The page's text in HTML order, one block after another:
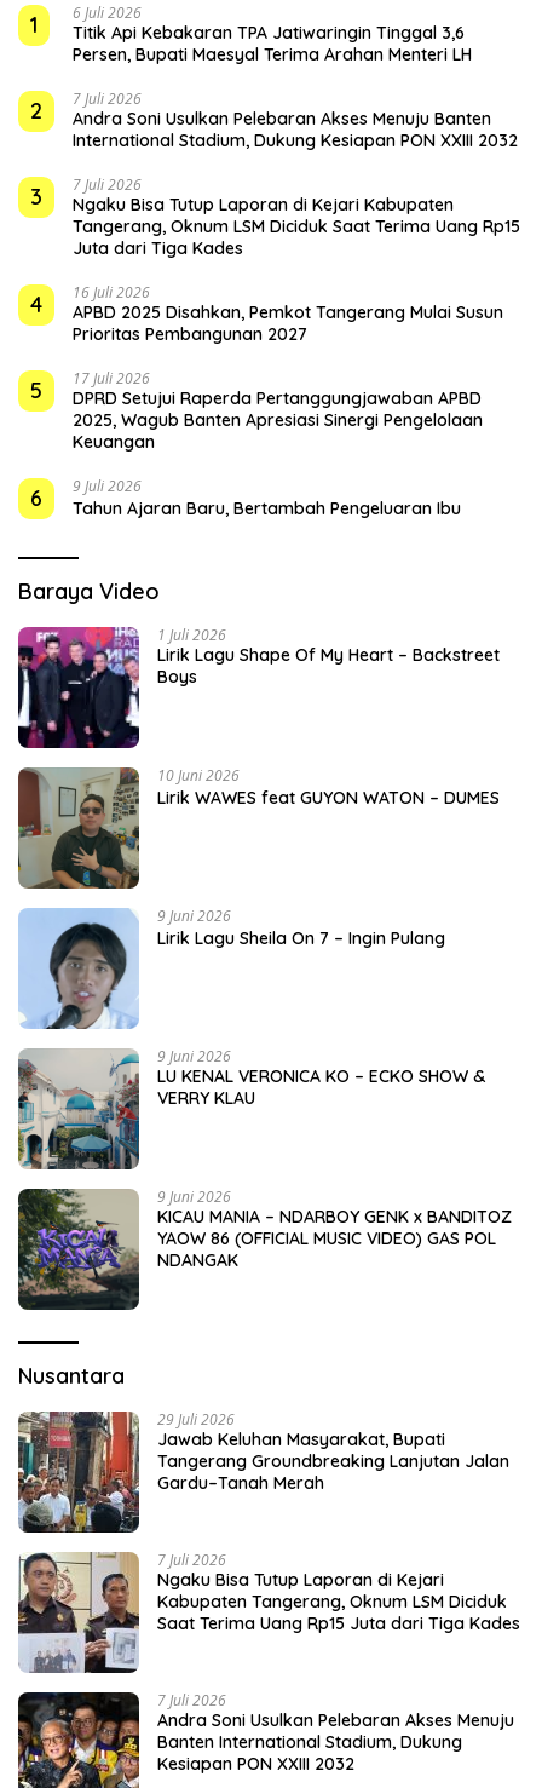
1
6 Juli 2026
Titik Api Kebakaran TPA Jatiwaringin Tinggal 3,6
Persen, Bupati Maesyal Terima Arahan Menteri LH
2 7 Juli 2026
Andra Soni Usulkan Pelebaran Akses Menuju Banten
International Stadium, Dukung Kesiapan PON XXIII 2032
3 7 Juli 2026
Ngaku Bisa Tutup Laporan di Kejari Kabupaten
Tangerang, Oknum LSM Diciduk Saat Terima Uang Rp15
Juta dari Tiga Kades
4 16 Juli 2026
APBD 2025 Disahkan, Pemkot Tangerang Mulai Susun
Prioritas Pembangunan 2027
5 17 Juli 2026
DPRD Setujui Raperda Pertanggungjawaban APBD
2025, Wagub Banten Apresiasi Sinergi Pengelolaan
Keuangan
6 9 Juli 2026
Tahun Ajaran Baru, Bertambah Pengeluaran Ibu
Baraya Video
1 Juli 2026
Lirik Lagu Shape Of My Heart – Backstreet
Boys
10 Juni 2026
Lirik WAWES feat GUYON WATON – DUMES
9 Juni 2026
Lirik Lagu Sheila On 7 – Ingin Pulang
9 Juni 2026
LU KENAL VERONICA KO – ECKO SHOW &
VERRY KLAU
9 Juni 2026
KICAU MANIA – NDARBOY GENK x BANDITOZ
YAOW 86 (OFFICIAL MUSIC VIDEO) GAS POL
NDANGAK
Nusantara
29 Juli 2026
Jawab Keluhan Masyarakat, Bupati
Tangerang Groundbreaking Lanjutan Jalan
Gardu–Tanah Merah
7 Juli 2026
Ngaku Bisa Tutup Laporan di Kejari
Kabupaten Tangerang, Oknum LSM Diciduk
Saat Terima Uang Rp15 Juta dari Tiga Kades
7 Juli 2026
Andra Soni Usulkan Pelebaran Akses Menuju
Banten International Stadium, Dukung
Kesiapan PON XXIII 2032